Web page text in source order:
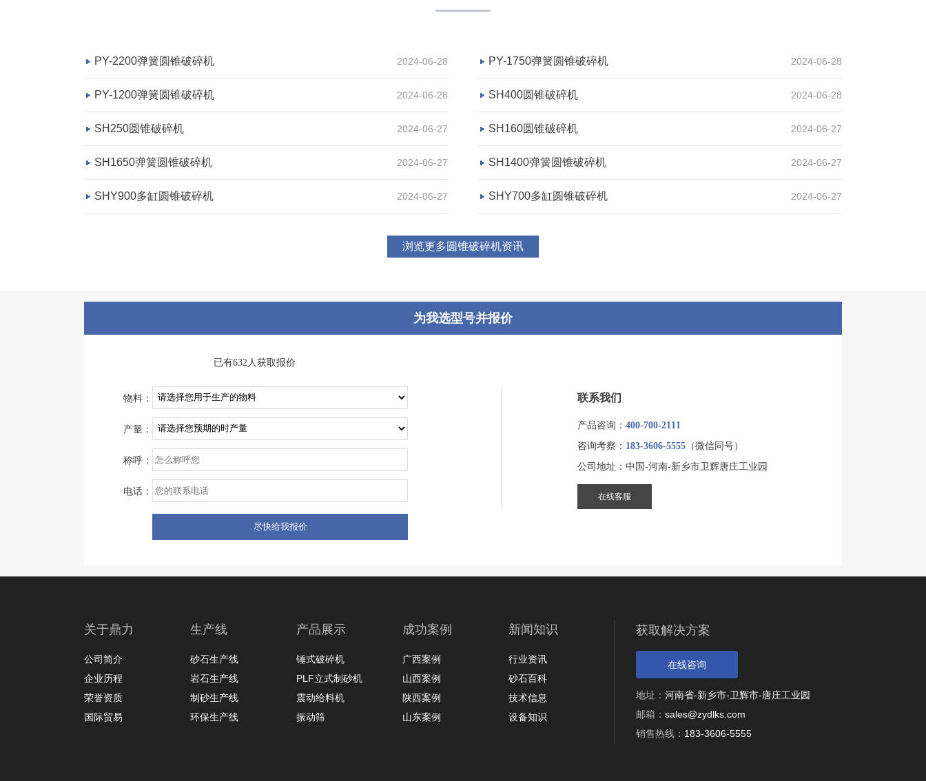
项目业主
- 煤矸石
咨询该项目执行经理
PY-2200弹簧圆锥破碎机 2024-06-28 PY-1750弹簧圆锥破碎机 2024-06-28
PY-1200弹簧圆锥破碎机 2024-06-28 SH400圆锥破碎机 2024-06-28
SH250圆锥破碎机 2024-06-27 SH160圆锥破碎机 2024-06-27
SH1650弹簧圆锥破碎机 2024-06-27 SH1400弹簧圆锥破碎机 2024-06-27
SHY900多缸圆锥破碎机 2024-06-27 SHY700多缸圆锥破碎机 2024-06-27
浏览更多圆锥破碎机资讯
为我选型号并报价
已有632人获取报价
物料：
产量：
称呼：
电话：
联系我们
产品咨询： 400-700-2111
咨询考察： 183-3606-5555 （微信同号）
公司地址：中国-河南-新乡市卫辉唐庄工业园
在线客服
关于鼎力
公司简介
企业历程
荣誉资质
国际贸易
生产线
砂石生产线
岩石生产线
制砂生产线
环保生产线
产品展示
锤式破碎机
PLF立式制砂机
震动给料机
振动筛
成功案例
广西案例
山西案例
陕西案例
山东案例
新闻知识
行业资讯
砂石百科
技术信息
设备知识
获取解决方案
在线咨询
地址： 河南省-新乡市-卫辉市-唐庄工业园
邮箱： sales@zydlks.com
销售热线： 183-3606-5555